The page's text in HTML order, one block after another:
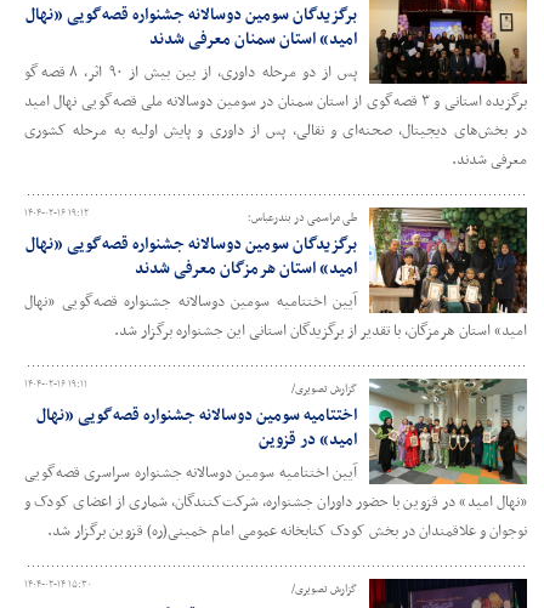
برگزیدگان سومین دوسالانه جشنواره قصه‌گویی «نهال
امید» استان سمنان معرفی شدند
پس از دو مرحله داوری، از بین بیش از ۹۰ اثر، ۸ قصه‌گو
برگزیده استانی و ۳ قصه‌گوی از استان سمنان در سومین دوسالانه ملی قصه‌گویی نهال امید
در بخش‌های دیجیتال، صحنه‌ای و نقالی، پس از داوری و پایش اولیه به مرحله کشوری
معرفی شدند.
۱۴۰۴-۰۲-۱۶ ۱۹:۱۲ طی مراسمی در بندرعباس؛
برگزیدگان سومین دوسالانه جشنواره قصه‌گویی «نهال
امید» استان هرمزگان معرفی شدند
آیین اختتامیه سومین دوسالانه جشنواره قصه‌گویی «نهال
امید» استان هرمزگان، با تقدیر از برگزیدگان استانی این جشنواره برگزار شد.
۱۴۰۴-۰۲-۱۶ ۱۹:۱۱ گزارش تصویری/
اختتامیه سومین دوسالانه جشنواره قصه‌گویی «نهال
امید» در قزوین
آیین اختتامیه سومین دوسالانه جشنواره سراسری قصه‌گویی
«نهال امید» در قزوین با حضور داوران جشنواره، شرکت‌کنندگان، شماری از اعضای کودک و
نوجوان و علاقمندان در بخش کودک کتابخانه عمومی امام خمینی(ره) قزوین برگزار شد.
۱۴۰۴-۰۲-۱۴ ۱۵:۳۰ گزارش تصویری/